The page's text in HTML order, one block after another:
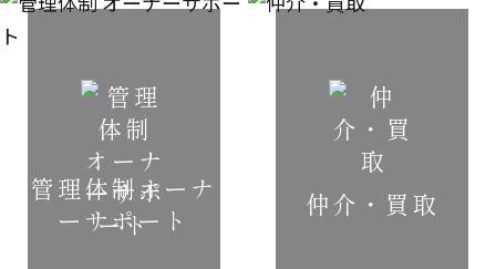
管理体制オーナ
ーサポート
仲介・買取